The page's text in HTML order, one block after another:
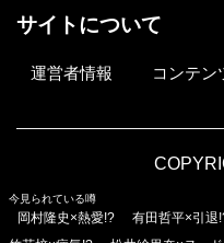
サイトについて
運営者情報 コンテン
今見られている噂
岡村隆史×熱愛!? 有田哲平×引退